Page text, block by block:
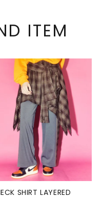
ITEM
SHIRT LAYERED